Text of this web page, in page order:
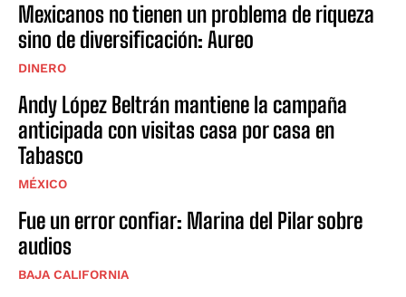
Mexicanos no tienen un problema de riqueza
sino de diversificación: Aureo
DINERO
Andy López Beltrán mantiene la campaña
anticipada con visitas casa por casa en
Tabasco
MÉXICO
Fue un error confiar: Marina del Pilar sobre
audios
BAJA CALIFORNIA